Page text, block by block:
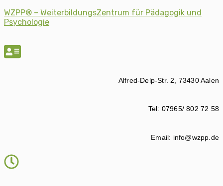
WZPP® – WeiterbildungsZentrum für Pädagogik und
Psychologie
Alfred-Delp-Str. 2, 73430 Aalen
Tel: 07965/ 802 72 58
Email: info@wzpp.de